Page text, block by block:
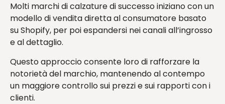
Molti marchi di calzature di successo iniziano con un
modello di vendita diretta al consumatore basato
su Shopify, per poi espandersi nei canali all’ingrosso
e al dettaglio.
Questo approccio consente loro di rafforzare la
notorietà del marchio, mantenendo al contempo
un maggiore controllo sui prezzi e sui rapporti con i
clienti.